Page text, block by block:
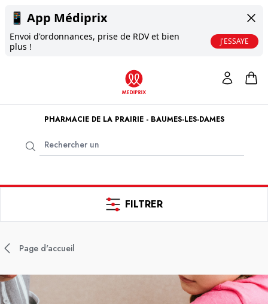
📱 App Médiprix
Envoi d'ordonnances, prise de RDV et bien
plus !
J'ESSAYE
PHARMACIE DE LA PRAIRIE - BAUMES-LES-DAMES
FILTRER
Page d'accueil